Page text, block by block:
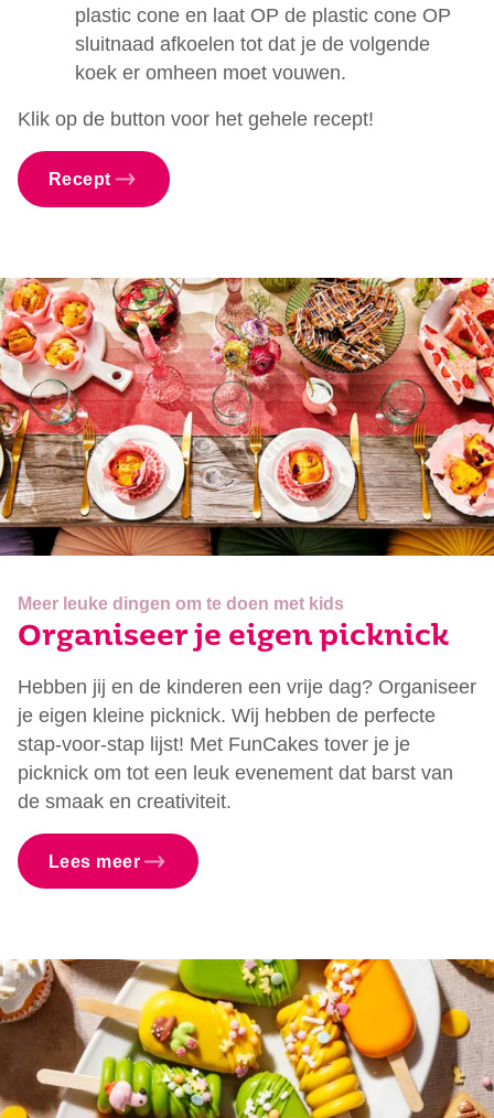
plastic cone en laat OP de plastic cone OP
sluitnaad afkoelen tot dat je de volgende
koek er omheen moet vouwen.
Klik op de button voor het gehele recept!
Recept
Meer leuke dingen om te doen met kids
Organiseer je eigen picknick
Hebben jij en de kinderen een vrije dag? Organiseer
je eigen kleine picknick. Wij hebben de perfecte
stap-voor-stap lijst! Met FunCakes tover je je
picknick om tot een leuk evenement dat barst van
de smaak en creativiteit.
Lees meer